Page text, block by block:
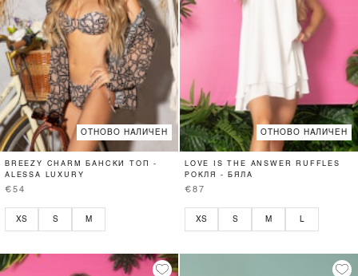
ОТНОВО НАЛИЧЕН
BREEZY CHARM БАНСКИ ТОП -
ALESSA LUXURY
€54
XS S M
ОТНОВО НАЛИЧЕН
LOVE IS THE ANSWER RUFFLES
РОКЛЯ - БЯЛА
€87
XS S M L